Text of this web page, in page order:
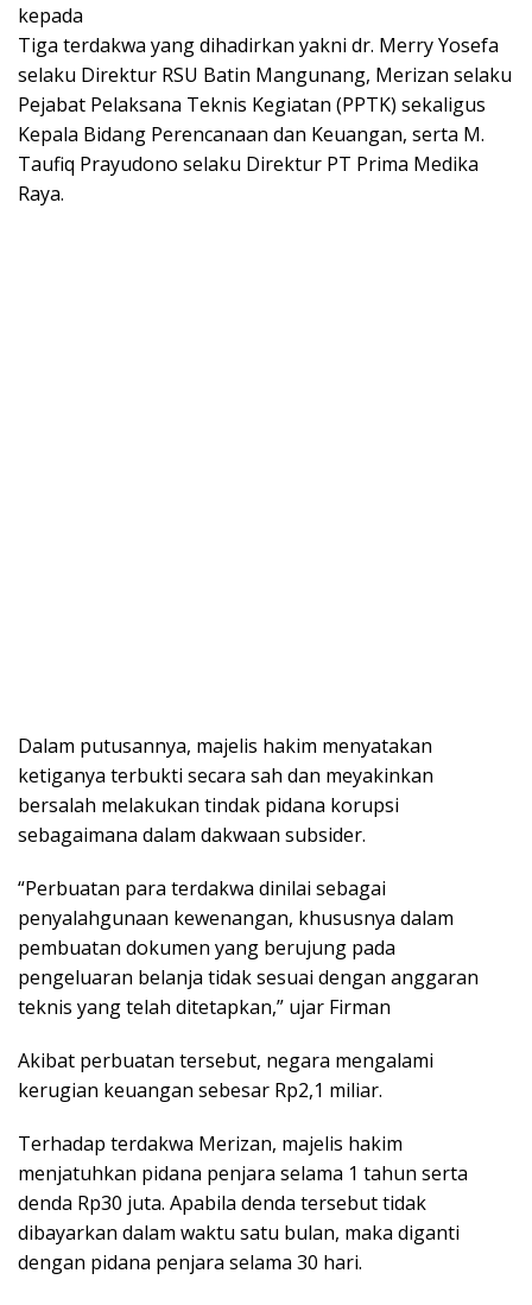
kepada
Tiga terdakwa yang dihadirkan yakni dr. Merry Yosefa
selaku Direktur RSU Batin Mangunang, Merizan selaku
Pejabat Pelaksana Teknis Kegiatan (PPTK) sekaligus
Kepala Bidang Perencanaan dan Keuangan, serta M.
Taufiq Prayudono selaku Direktur PT Prima Medika
Raya.
Dalam putusannya, majelis hakim menyatakan
ketiganya terbukti secara sah dan meyakinkan
bersalah melakukan tindak pidana korupsi
sebagaimana dalam dakwaan subsider.
“Perbuatan para terdakwa dinilai sebagai
penyalahgunaan kewenangan, khususnya dalam
pembuatan dokumen yang berujung pada
pengeluaran belanja tidak sesuai dengan anggaran
teknis yang telah ditetapkan,” ujar Firman
Akibat perbuatan tersebut, negara mengalami
kerugian keuangan sebesar Rp2,1 miliar.
Terhadap terdakwa Merizan, majelis hakim
menjatuhkan pidana penjara selama 1 tahun serta
denda Rp30 juta. Apabila denda tersebut tidak
dibayarkan dalam waktu satu bulan, maka diganti
dengan pidana penjara selama 30 hari.